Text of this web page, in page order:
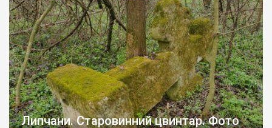
Липчани. Старовинний цвинтар. Фото